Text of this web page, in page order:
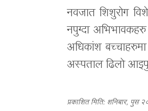
नवजात शिशुरोग
नपुग्दा
अधिकांश
अस्पताल ढिलो
प्रकाशित मिति: शनिबार, पुस